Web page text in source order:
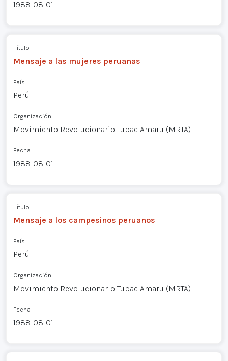
1988-08-01
Título
Mensaje a las mujeres peruanas
País
Perú
Organización
Movimiento Revolucionario Tupac Amaru (MRTA)
Fecha
1988-08-01
Título
Mensaje a los campesinos peruanos
País
Perú
Organización
Movimiento Revolucionario Tupac Amaru (MRTA)
Fecha
1988-08-01